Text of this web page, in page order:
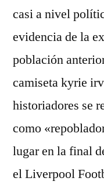
casi a nivel
evidencia de la
población
camiseta kyrie
historiadores se
como
lugar en la final
el Liverpool